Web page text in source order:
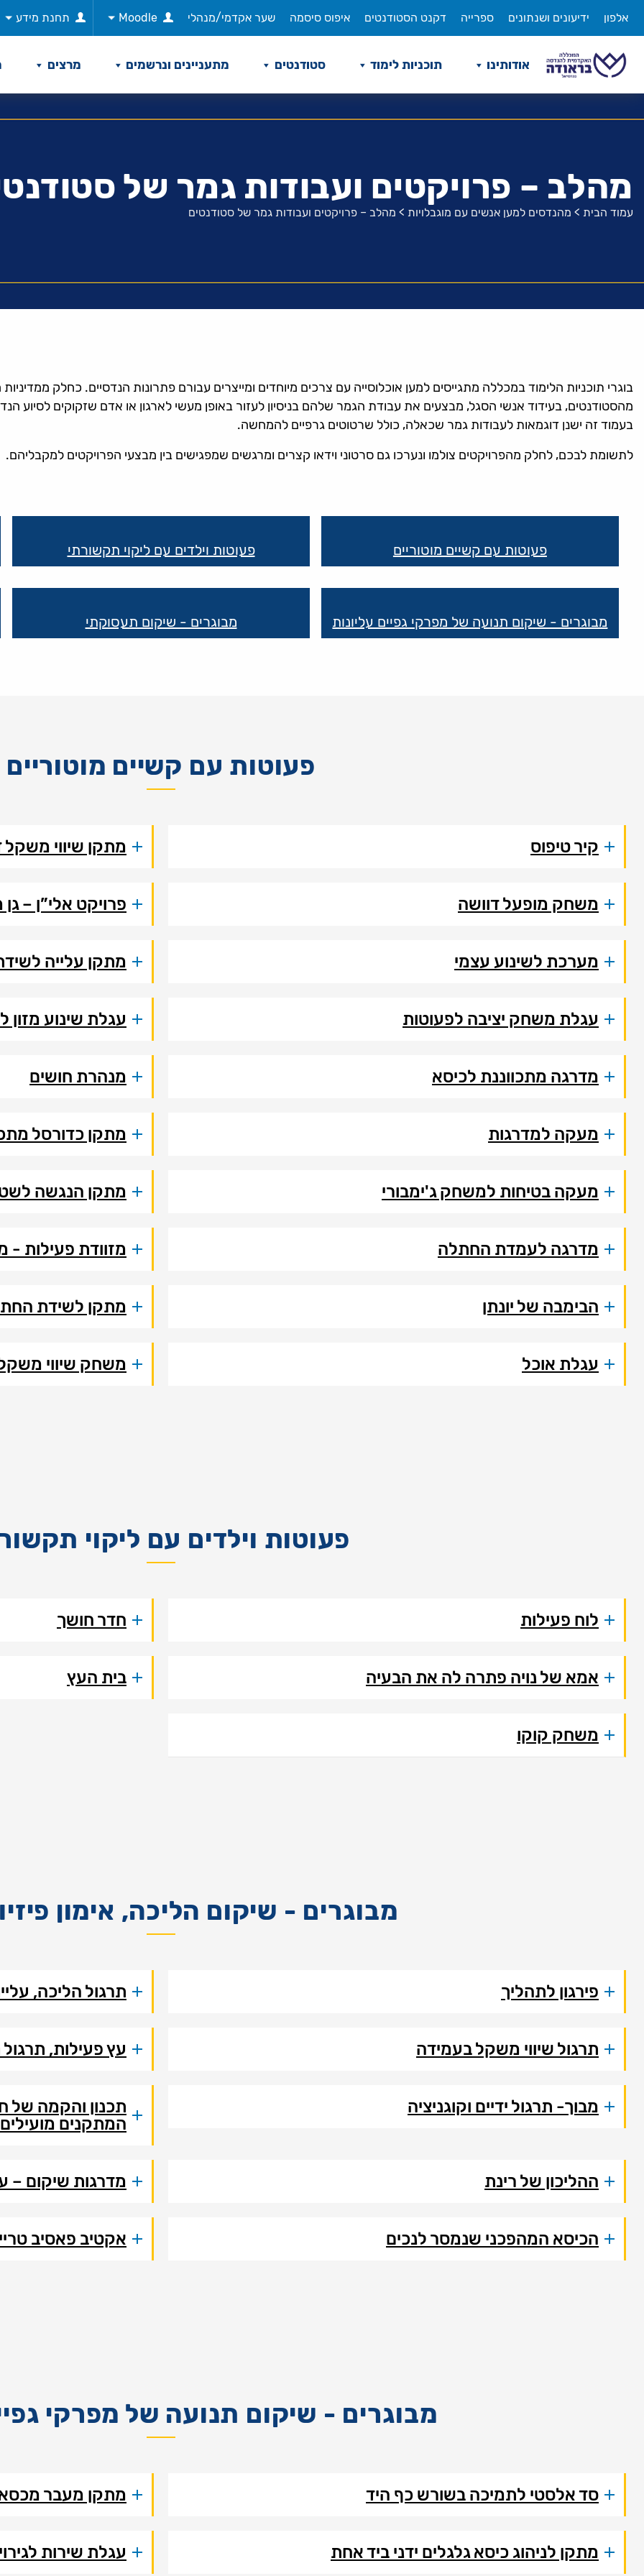
לתוכן
אלפון ידיעונים ושנתונים ספרייה דקנט הסטודנטים איפוס סיסמה שער אקדמי/מנהלי Moodle תחנת מידע
אודותינו תוכניות לימוד סטודנטים מתעניינים ונרשמים מרצים
מהלב – פרויקטים ועבודות גמר של
עמוד הבית > מהנדסים למען אנשים עם מוגבלויות > מהלב – פרויקטים ועבודות גמר של סטודנטים
בוגרי תוכניות הלימוד במכללה מתגייסים למען אוכלוסייה עם צרכים מיוחדים ומייצרים עבורם פתרונות הנדסיים. כחלק
מהסטודנטים, בעידוד אנשי הסגל, מבצעים את עבודת הגמר שלהם בניסיון לעזור באופן מעשי לארגון או אדם שזקוקים לסיוע
בעמוד זה ישנן דוגמאות לעבודות גמר שכאלה, כולל שרטוטים גרפיים להמחשה.
לתשומת לבכם, לחלק מהפרויקטים צולמו ונערכו גם סרטוני וידאו קצרים ומרגשים שמפגישים בין מבצעי הפרויקטים למקבליהם.
פעוטות עם קשיים מוטוריים פעוטות וילדים עם ליקוי תקשורתי
מבוגרים - שיקום תנועה של מפרקי גפיים עליונות מבוגרים - שיקום תעסוקתי
פעוטות עם קשיים מוטוריים
קיר טיפוס מתקן שיווי משקל
משחק מופעל דוושה פרויקט אלי”ן –
מערכת לשינוע עצמי מתקן עלייה
עגלת משחק יציבה לפעוטות עגלת שינוע מזון
מדרגה מתכווננת לכיסא מנהרת חושים
מעקה למדרגות מתקן כדורסל
מעקה בטיחות למשחק ג'ימבורי מתקן הנגשה
מדרגה לעמדת החתלה מזוודת פעילות -
הבימבה של יונתן מתקן לשידת
עגלת אוכל משחק שיווי
פעוטות וילדים עם ליקוי
לוח פעילות חדר חושך
אמא של נויה פתרה לה את הבעיה בית העץ
משחק קוקו
מבוגרים - שיקום הליכה, אימון
פירגון לתהליך תרגול הליכה,
תרגול שיווי משקל בעמידה עץ פעילות,
מבוך- תרגול ידיים וקוגניציה
תכנון והקמה של
המתקנים
ההליכון של רינת מדרגות שיקום –
הכיסא המהפכני שנמסר לנכים אקטיב פאסיב
מבוגרים - שיקום תנועה של מפרקי
סד אלסטי לתמיכה בשורש כף היד מתקן מעבר
מתקן לניהוג כיסא גלגלים ידני ביד אחת עגלת שירות